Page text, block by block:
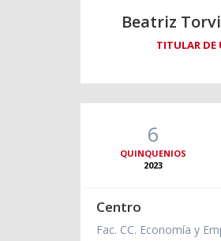
Beatriz
TITULAR DE
6
QUINQUENIOS
2023
Centro
Fac. CC. Economía y